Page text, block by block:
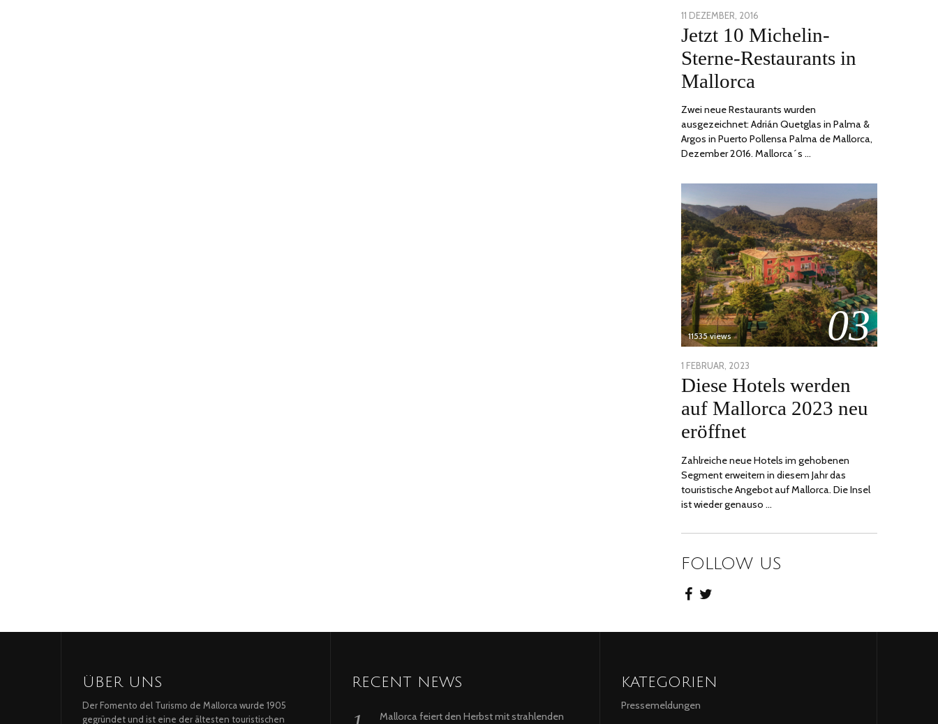
POSTED
ON
11 DEZEMBER, 2016
JUNI,
Jetzt 10 Michelin-
Sterne-Restaurants in
Mallorca
Zwei neue Restaurants wurden
ausgezeichnet: Adrián Quetglas in Palma &
Argos in Puerto Pollensa Palma de Mallorca,
Dezember 2016. Mallorca´s …
03
11535 views
POSTED
ON
1 FEBRUAR, 2023
FEBRUAR,
Diese Hotels werden
auf Mallorca 2023 neu
eröffnet
Zahlreiche neue Hotels im gehobenen
Segment erweitern in diesem Jahr das
touristische Angebot auf Mallorca. Die Insel
ist wieder genauso …
FOLLOW US
ÜBER UNS
Der Fomento del Turismo de Mallorca wurde 1905
gegründet und ist eine der ältesten touristischen
RECENT NEWS
Mallorca feiert den Herbst mit strahlenden
KATEGORIEN
Pressemeldungen